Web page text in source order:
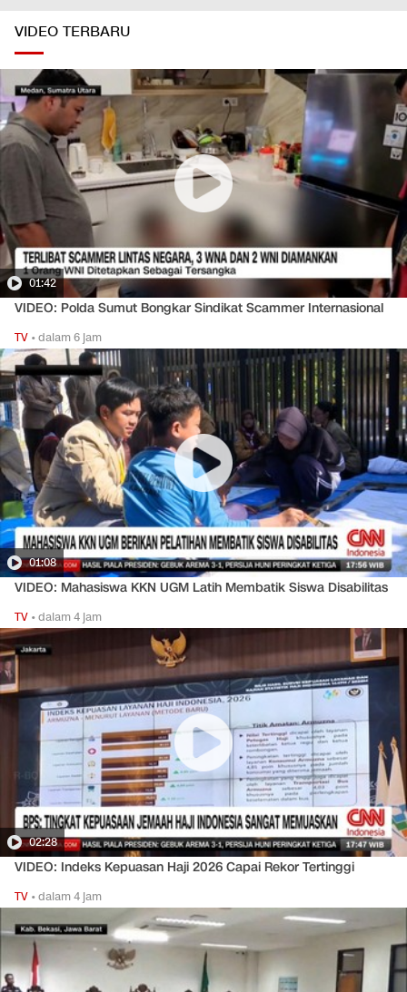
VIDEO TERBARU
01:42
VIDEO: Polda Sumut Bongkar Sindikat Scammer Internasional
TV •dalam 6 jam
01:08
VIDEO: Mahasiswa KKN UGM Latih Membatik Siswa Disabilitas
TV •dalam 4 jam
02:28
VIDEO: Indeks Kepuasan Haji 2026 Capai Rekor Tertinggi
TV •dalam 4 jam